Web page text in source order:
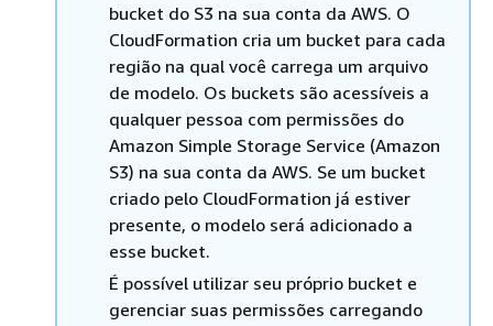
bucket do S3 na sua conta da AWS. O
CloudFormation cria um bucket para cada
região na qual você carrega um arquivo
de modelo. Os buckets são acessíveis a
qualquer pessoa com permissões do
Amazon Simple Storage Service (Amazon
S3) na sua conta da AWS. Se um bucket
criado pelo CloudFormation já estiver
presente, o modelo será adicionado a
esse bucket.
É possível utilizar seu próprio bucket e
gerenciar suas permissões carregando